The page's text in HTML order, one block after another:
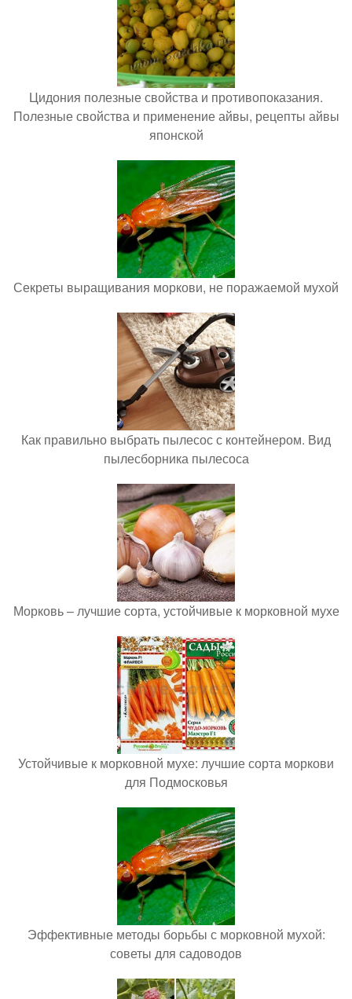
Цидония полезные свойства и противопоказания.
Полезные свойства и применение айвы, рецепты айвы
японской
Секреты выращивания моркови, не поражаемой мухой
Как правильно выбрать пылесос с контейнером. Вид
пылесборника пылесоса
Морковь – лучшие сорта, устойчивые к морковной мухе
Устойчивые к морковной мухе: лучшие сорта моркови
для Подмосковья
Эффективные методы борьбы с морковной мухой:
советы для садоводов